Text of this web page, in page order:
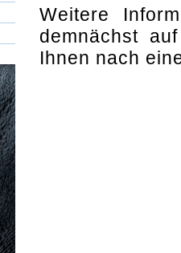
Weitere
demnächst
Ihnen nach